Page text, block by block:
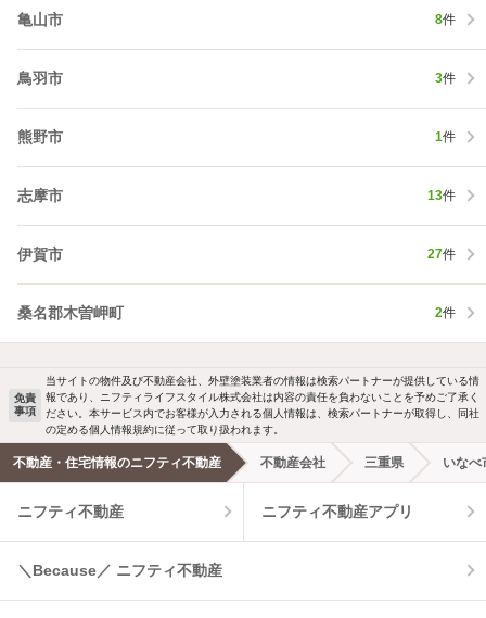
亀山市 8件
鳥羽市 3件
熊野市 1件
志摩市 13件
伊賀市 27件
桑名郡木曽岬町 2件
免責
事項
当サイトの物件及び不動産会社、外壁塗装業者の情報は検索パートナーが提供している情
報であり、ニフティライフスタイル株式会社は内容の責任を負わないことを予めご了承く
ださい。本サービス内でお客様が入力される個人情報は、検索パートナーが取得し、同社
の定める個人情報規約に従って取り扱われます。
不動産・住宅情報のニフティ不動産 不動産会社 三重県 いなべ
ニフティ不動産 ニフティ不動産アプリ
＼Because／ ニフティ不動産